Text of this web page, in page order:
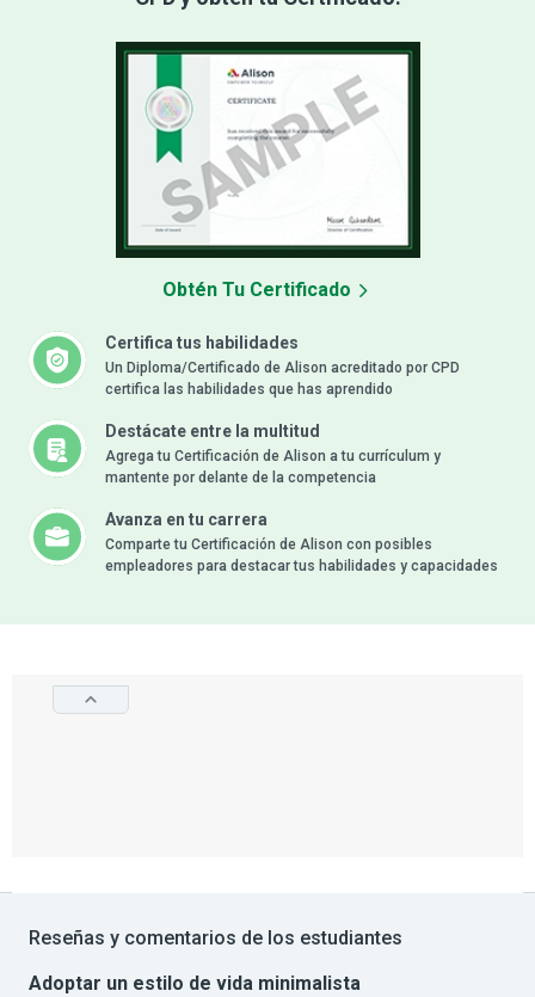
Certifica tus habilidades
Un Diploma/Certificado de Alison acreditado por CPD
certifica las habilidades que has aprendido
Destácate entre la multitud
Agrega tu Certificación de Alison a tu currículum y
mantente por delante de la competencia
Avanza en tu carrera
Comparte tu Certificación de Alison con posibles
empleadores para destacar tus habilidades y capacidades
Obtén Tu Certificado
Reseñas y comentarios de los estudiantes
Adoptar un estilo de vida minimalista